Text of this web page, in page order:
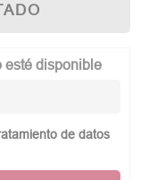
esté disponible
de datos